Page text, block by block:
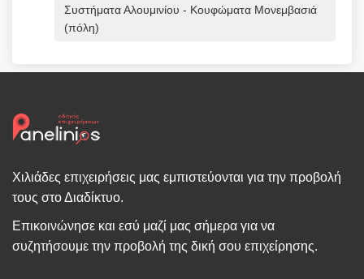
Συστήματα Αλουμινίου - Κουφώματα Μονεμβασιά
(πόλη)
Χιλιάδες επιχειρήσεις μας εμπιστεύονται για την προβολή
τους στο Διαδίκτυο.
Επικοινώνησε και εσύ μαζί μας σήμερα για να
συζητήσουμε την προβολή της δική σου επιχείρησης.